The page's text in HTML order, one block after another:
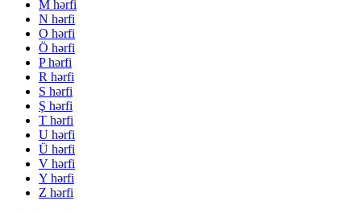
M hərfi
N hərfi
O hərfi
Ö hərfi
P hərfi
R hərfi
S hərfi
Ş hərfi
T hərfi
U hərfi
Ü hərfi
V hərfi
Y hərfi
Z hərfi